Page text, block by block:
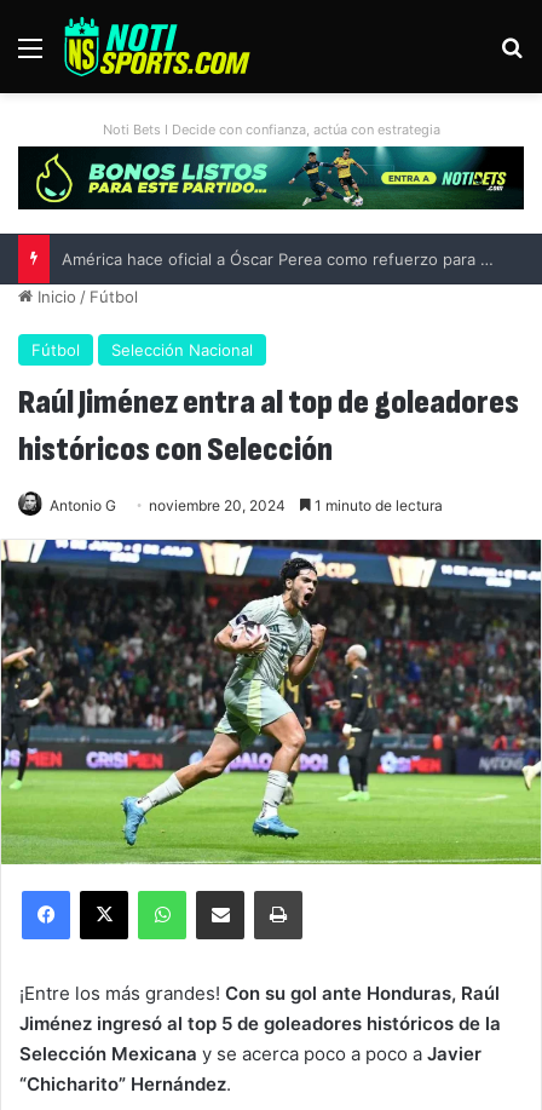
Menú
Noti Bets I Decide con confianza, actúa con estrategia
América hace oficial a Óscar Perea como refuerzo para el Apertura 2026
Inicio / Fútbol
Fútbol Selección Nacional
Raúl Jiménez entra al top de goleadores
históricos con Selección
Antonio G noviembre 20, 2024 1 minuto de lectura
Facebook
X WhatsAppCompartir por correo electrónicoImprimir
¡Entre los más grandes! Con su gol ante Honduras, Raúl
Jiménez ingresó al top 5 de goleadores históricos de la
Selección Mexicana y se acerca poco a poco a Javier
“Chicharito” Hernández.